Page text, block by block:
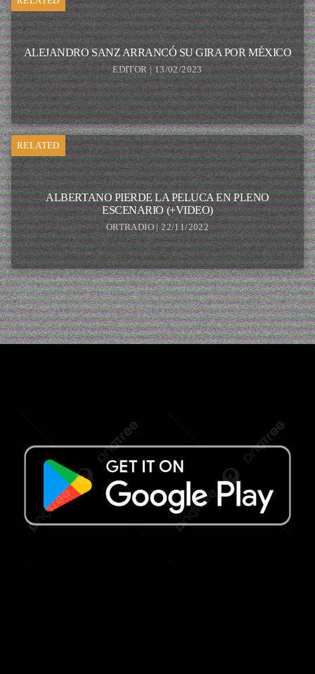
ALEJANDRO SANZ ARRANCÓ SU GIRA POR MÉXICO
EDITOR | 13/02/2023
RELATED
ALBERTANO PIERDE LA PELUCA EN PLENO
ESCENARIO (+VIDEO)
ORTRADIO | 22/11/2022